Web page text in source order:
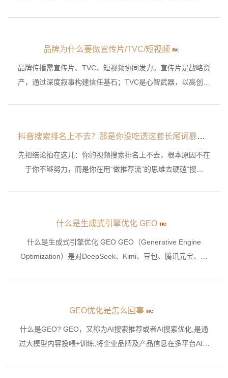
品牌为什么要做宣传片/TVC/短视频
品牌传播需宣传片、TVC、短视频协同发力。宣传片是战略资
产，通过深度叙事构建信任基石；TVC是心智武器，以高创意
选择”的跨越。
抖音搜索排名上不去？那是你没吃透这套长尾词暴力打法
先把结论拍在这儿：你的视频搜索排名上不去，根本原因不在
于你不够努力，而是你在用“做推荐流”的思维去硬磕“搜索
什么是生成式引擎优化 GEO
什么是生成式引擎优化 GEO GEO（Generative Engine
Optimization）是对DeepSeek、Kimi、豆包、腾讯元宝、文
GEO优化是怎么回事
什么是GEO? GEO，又称为AI搜索推荐或者AI搜索优化,是通
过大模型内容投喂+训练,将企业品牌及产品信息在多平台AI生